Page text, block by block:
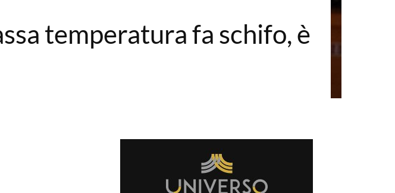
temperatura fa schifo, è